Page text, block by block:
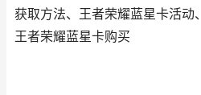
获取方法、王者荣耀蓝星卡活动
王者荣耀蓝星卡购买